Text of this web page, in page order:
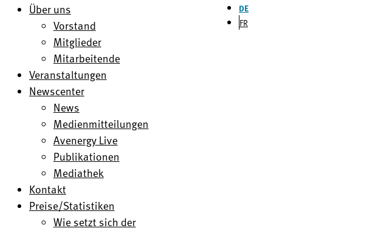
DE
FR
Über uns
Vorstand
Mitglieder
Mitarbeitende
Veranstaltungen
Newscenter
News
Medienmitteilungen
Avenergy Live
Publikationen
Mediathek
Kontakt
Preise/Statistiken
Wie setzt sich der